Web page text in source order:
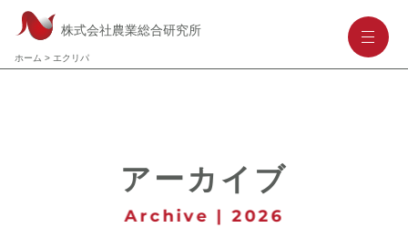
株式会社農業総合研究所
ホーム > エクリパ
--
アーカイブ
Archive | 2026